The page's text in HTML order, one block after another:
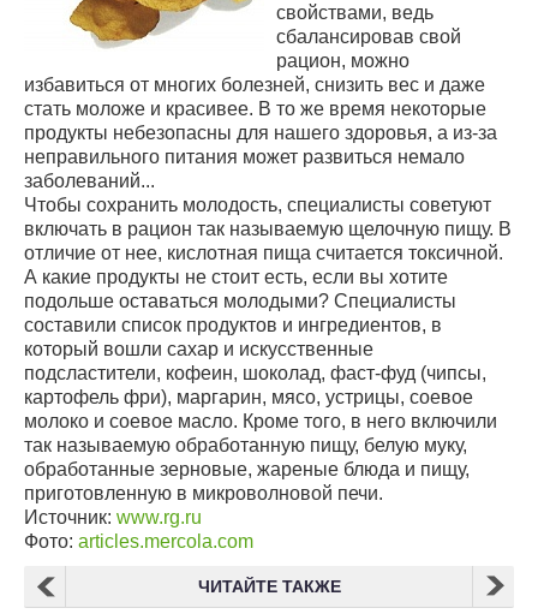
свойствами, ведь
сбалансировав свой
рацион, можно
избавиться от многих болезней, снизить вес и даже
стать моложе и красивее. В то же время некоторые
продукты небезопасны для нашего здоровья, а из-за
неправильного питания может развиться немало
заболеваний...
Чтобы сохранить молодость, специалисты советуют
включать в рацион так называемую щелочную пищу. В
отличие от нее, кислотная пища считается токсичной.
А какие продукты не стоит есть, если вы хотите
подольше оставаться молодыми? Специалисты
составили список продуктов и ингредиентов, в
который вошли сахар и искусственные
подсластители, кофеин, шоколад, фаст-фуд (чипсы,
картофель фри), маргарин, мясо, устрицы, соевое
молоко и соевое масло. Кроме того, в него включили
так называемую обработанную пищу, белую муку,
обработанные зерновые, жареные блюда и пищу,
приготовленную в микроволновой печи.
Источник: www.rg.ru
Фото: articles.mercola.com
ЧИТАЙТЕ ТАКЖЕ